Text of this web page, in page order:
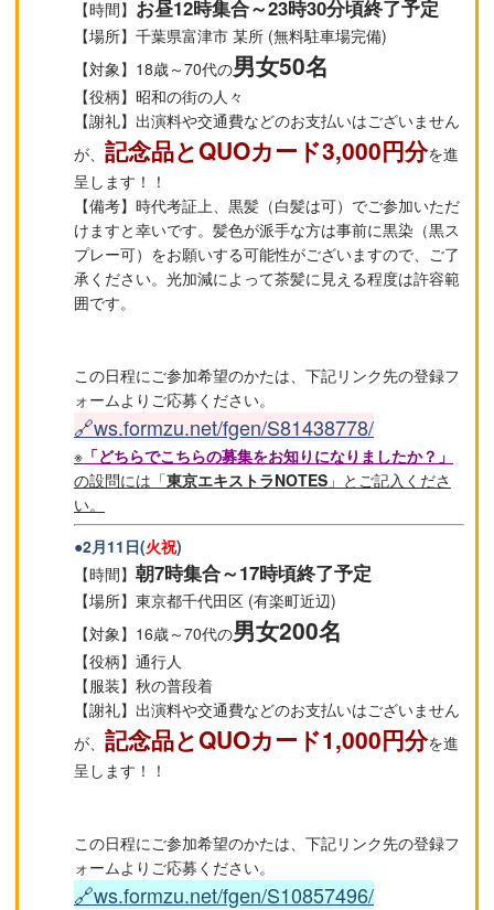
【時間】 お昼12時集合～23時30分頃終了予定
【場所】千葉県富津市 某所 (無料駐車場完備)
【対象】18歳～70代の男女50名
【役柄】昭和の街の人々
【謝礼】出演料や交通費などのお支払いはございません
が、 記念品とQUOカード3,000円分を進
呈します！！
【備考】時代考証上、黒髪（白髪は可）でご参加いただ
けますと幸いです。髪色が派手な方は事前に黒染（黒ス
プレー可）をお願いする可能性がございますので、ご了
承ください。光加減によって茶髪に見える程度は許容範
囲です。
この日程にご参加希望のかたは、下記リンク先の登録フ
ォームよりご応募ください。
🔗ws.formzu.net/fgen/S81438778/
※ 「どちらでこちらの募集をお知りになりましたか？」
の設問には「東京エキストラNOTES 」とご記入くださ
い。
●2月11日(火祝)
【時間】 朝7時集合～17時頃終了予定
【場所】東京都千代田区 (有楽町近辺)
【対象】16歳～70代の男女200名
【役柄】通行人
【服装】秋の普段着
【謝礼】出演料や交通費などのお支払いはございません
が、 記念品とQUOカード1,000円分を進
呈します！！
この日程にご参加希望のかたは、下記リンク先の登録フ
ォームよりご応募ください。
🔗ws.formzu.net/fgen/S10857496/